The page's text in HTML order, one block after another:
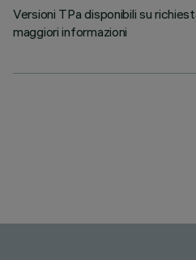
Versioni TPa disponibili su
maggiori informazioni